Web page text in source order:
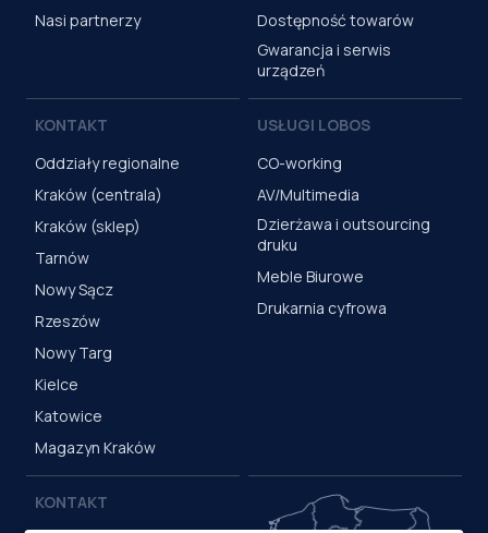
Nasi partnerzy
Dostępność towarów
Gwarancja i serwis
urządzeń
KONTAKT
Oddziały regionalne
Kraków (centrala)
Kraków (sklep)
Tarnów
Nowy Sącz
Rzeszów
Nowy Targ
Kielce
Katowice
Magazyn Kraków
USŁUGI LOBOS
CO-working
AV/Multimedia
Dzierżawa i outsourcing
druku
Meble Biurowe
Drukarnia cyfrowa
KONTAKT